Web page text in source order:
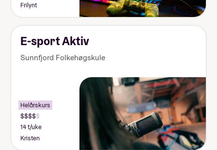
Frilynt
E-sport Aktiv
Sunnfjord Folkehøgskule
Helårskurs
14 t/uke
Kristen